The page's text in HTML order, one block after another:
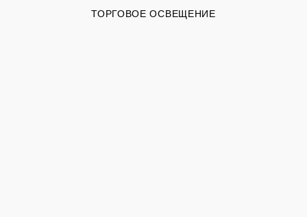
ТОРГОВОЕ ОСВЕЩЕНИЕ